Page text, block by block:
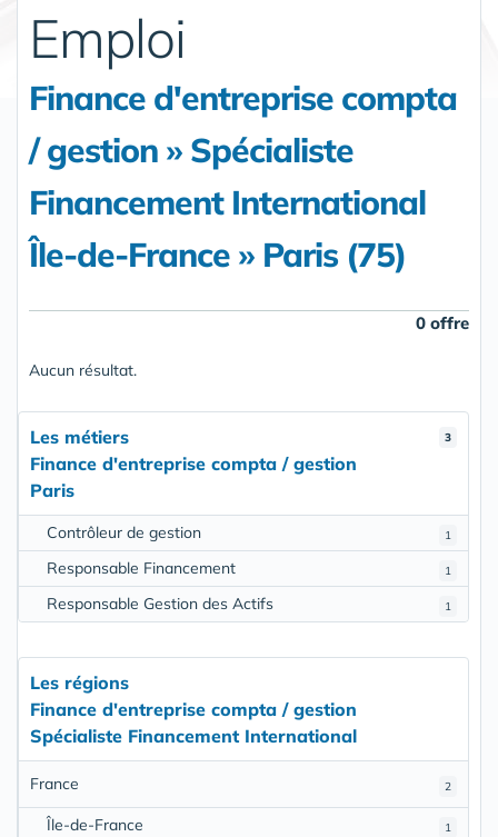
Emploi
Finance d'entreprise compta
/ gestion » Spécialiste
Financement International
Île-de-France » Paris (75)
0 offre
Aucun résultat.
3
Les métiers
Finance d'entreprise compta / gestion
Paris
1
Contrôleur de gestion
1
Responsable Financement
1
Responsable Gestion des Actifs
Les régions
Finance d'entreprise compta / gestion
Spécialiste Financement International
2
France
1
Île-de-France